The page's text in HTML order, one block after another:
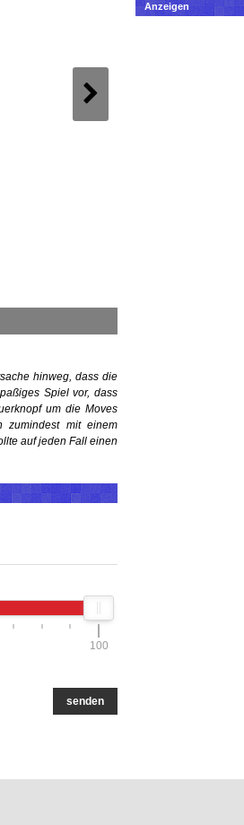
hinweg, dass die
Spiel vor, dass
um die Moves
zumindest mit einem
auf jeden Fall einen
100
senden
Anzeigen